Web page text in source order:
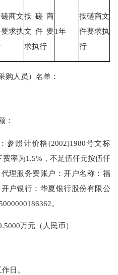
商文
求执
按磋商
文件要
求执行
1年
按磋商文
件要求执
行
人员）名单：
：
照计价格(2002)1980号文标
率为1.5%，不足伍仟元按伍仟
理服务费账户：开户名称：福
户银行：华夏银行股份有限公
。
万元（人民币）
日。